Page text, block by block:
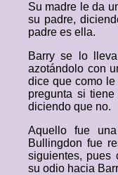
Su madre le da
su padre,
padre es ella.
Barry se lo
azotándolo con
dice que como
pregunta si
diciendo que no.
Aquello fue
Bullingdon fue
siguientes, pues
su odio hacia